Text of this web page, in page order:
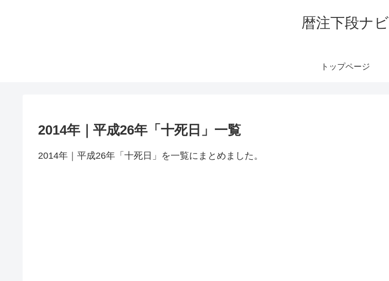
暦注下段ナビ
トップページ
2014年｜平成26年「十死日」一覧
2014年｜平成26年「十死日」を一覧にまとめました。